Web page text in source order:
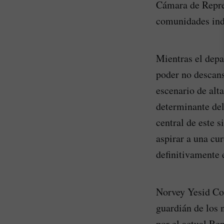
Cámara de
comunidades
Mientras el
poder no
escenario de
determinante
central de este
aspirar a una
definitivamente
Norvey Yesid
guardián de los